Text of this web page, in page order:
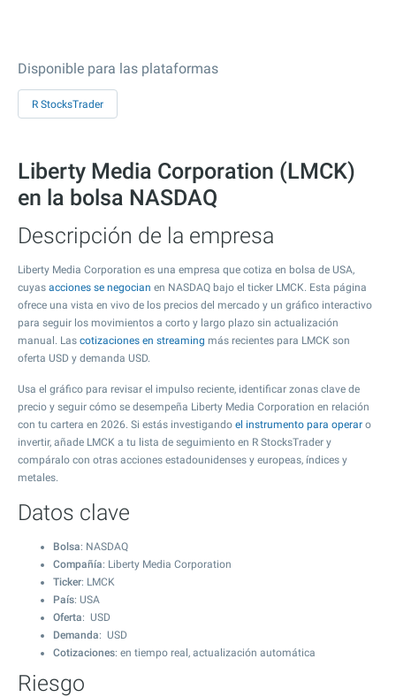
Disponible para las plataformas
R StocksTrader
Liberty Media Corporation (LMCK)
en la bolsa NASDAQ
Descripción de la empresa
Liberty Media Corporation es una empresa que cotiza en bolsa de USA,
cuyas acciones se negocian en NASDAQ bajo el ticker LMCK. Esta página
ofrece una vista en vivo de los precios del mercado y un gráfico interactivo
para seguir los movimientos a corto y largo plazo sin actualización
manual. Las cotizaciones en streaming más recientes para LMCK son
oferta USD y demanda USD.
Usa el gráfico para revisar el impulso reciente, identificar zonas clave de
precio y seguir cómo se desempeña Liberty Media Corporation en relación
con tu cartera en 2026. Si estás investigando el instrumento para operar o
invertir, añade LMCK a tu lista de seguimiento en R StocksTrader y
compáralo con otras acciones estadounidenses y europeas, índices y
metales.
Datos clave
Bolsa: NASDAQ
Compañía: Liberty Media Corporation
Ticker: LMCK
País: USA
Oferta: USD
Demanda: USD
Cotizaciones: en tiempo real, actualización automática
Riesgo